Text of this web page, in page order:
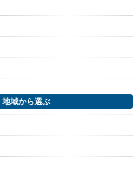
地域から選ぶ